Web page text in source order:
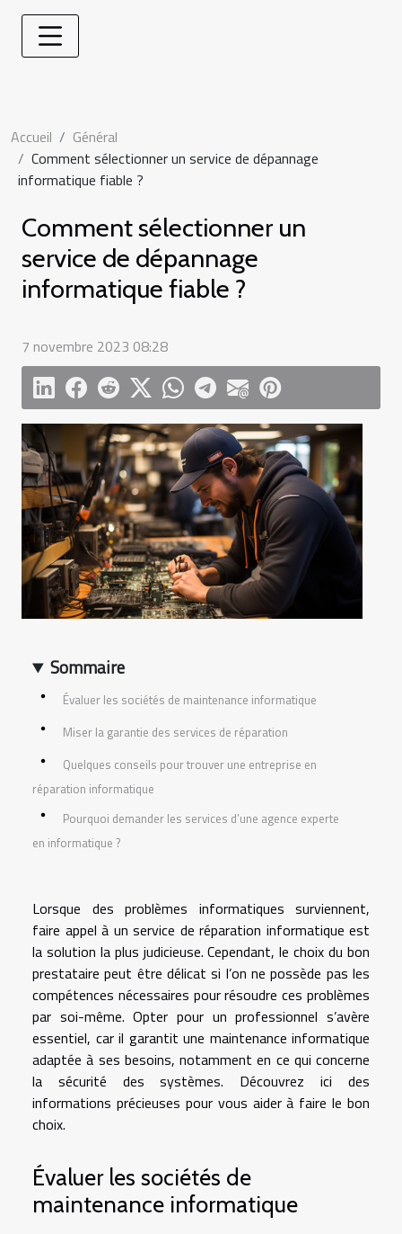
Accueil
Général
Comment sélectionner un service de dépannage
informatique fiable ?
Comment sélectionner un
service de dépannage
informatique fiable ?
7 novembre 2023 08:28
Sommaire
Évaluer les sociétés de maintenance informatique
Miser la garantie des services de réparation
Quelques conseils pour trouver une entreprise en
réparation informatique
Pourquoi demander les services d’une agence experte
en informatique ?
Lorsque des problèmes informatiques surviennent,
faire appel à un service de réparation informatique est
la solution la plus judicieuse. Cependant, le choix du bon
prestataire peut être délicat si l’on ne possède pas les
compétences nécessaires pour résoudre ces problèmes
par soi-même. Opter pour un professionnel s’avère
essentiel, car il garantit une maintenance informatique
adaptée à ses besoins, notamment en ce qui concerne
la sécurité des systèmes. Découvrez ici des
informations précieuses pour vous aider à faire le bon
choix.
Évaluer les sociétés de
maintenance informatique